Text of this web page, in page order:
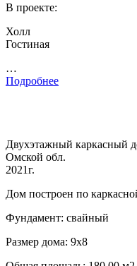
В проекте:
Холл
Гостиная
…
Подробнее
Двухэтажный каркасный
Омской обл.
2021г.
Дом построен по
Фундамент: свайный
Размер дома: 9х8